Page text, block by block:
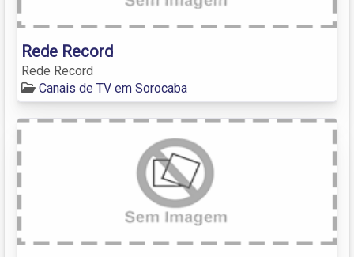
Rede Record
Rede Record
Canais de TV em Sorocaba